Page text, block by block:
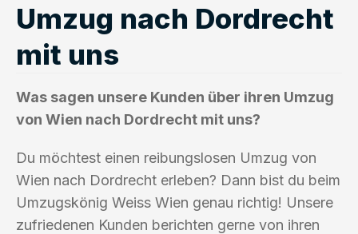
Umzug nach Dordrecht
mit uns
Was sagen unsere Kunden über ihren Umzug
von Wien nach Dordrecht mit uns?
Du möchtest einen reibungslosen Umzug von
Wien nach Dordrecht erleben? Dann bist du beim
Umzugskönig Weiss Wien genau richtig! Unsere
zufriedenen Kunden berichten gerne von ihren